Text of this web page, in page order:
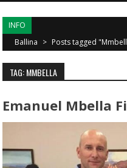
INFO
Ballina > Posts tagged
TAG: MMBELLA
Emanuel Mbella